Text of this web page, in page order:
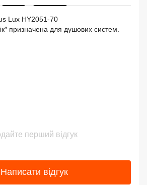
Lux HY2051-70
призначена для душових систем.
перший відгук
Написати відгук